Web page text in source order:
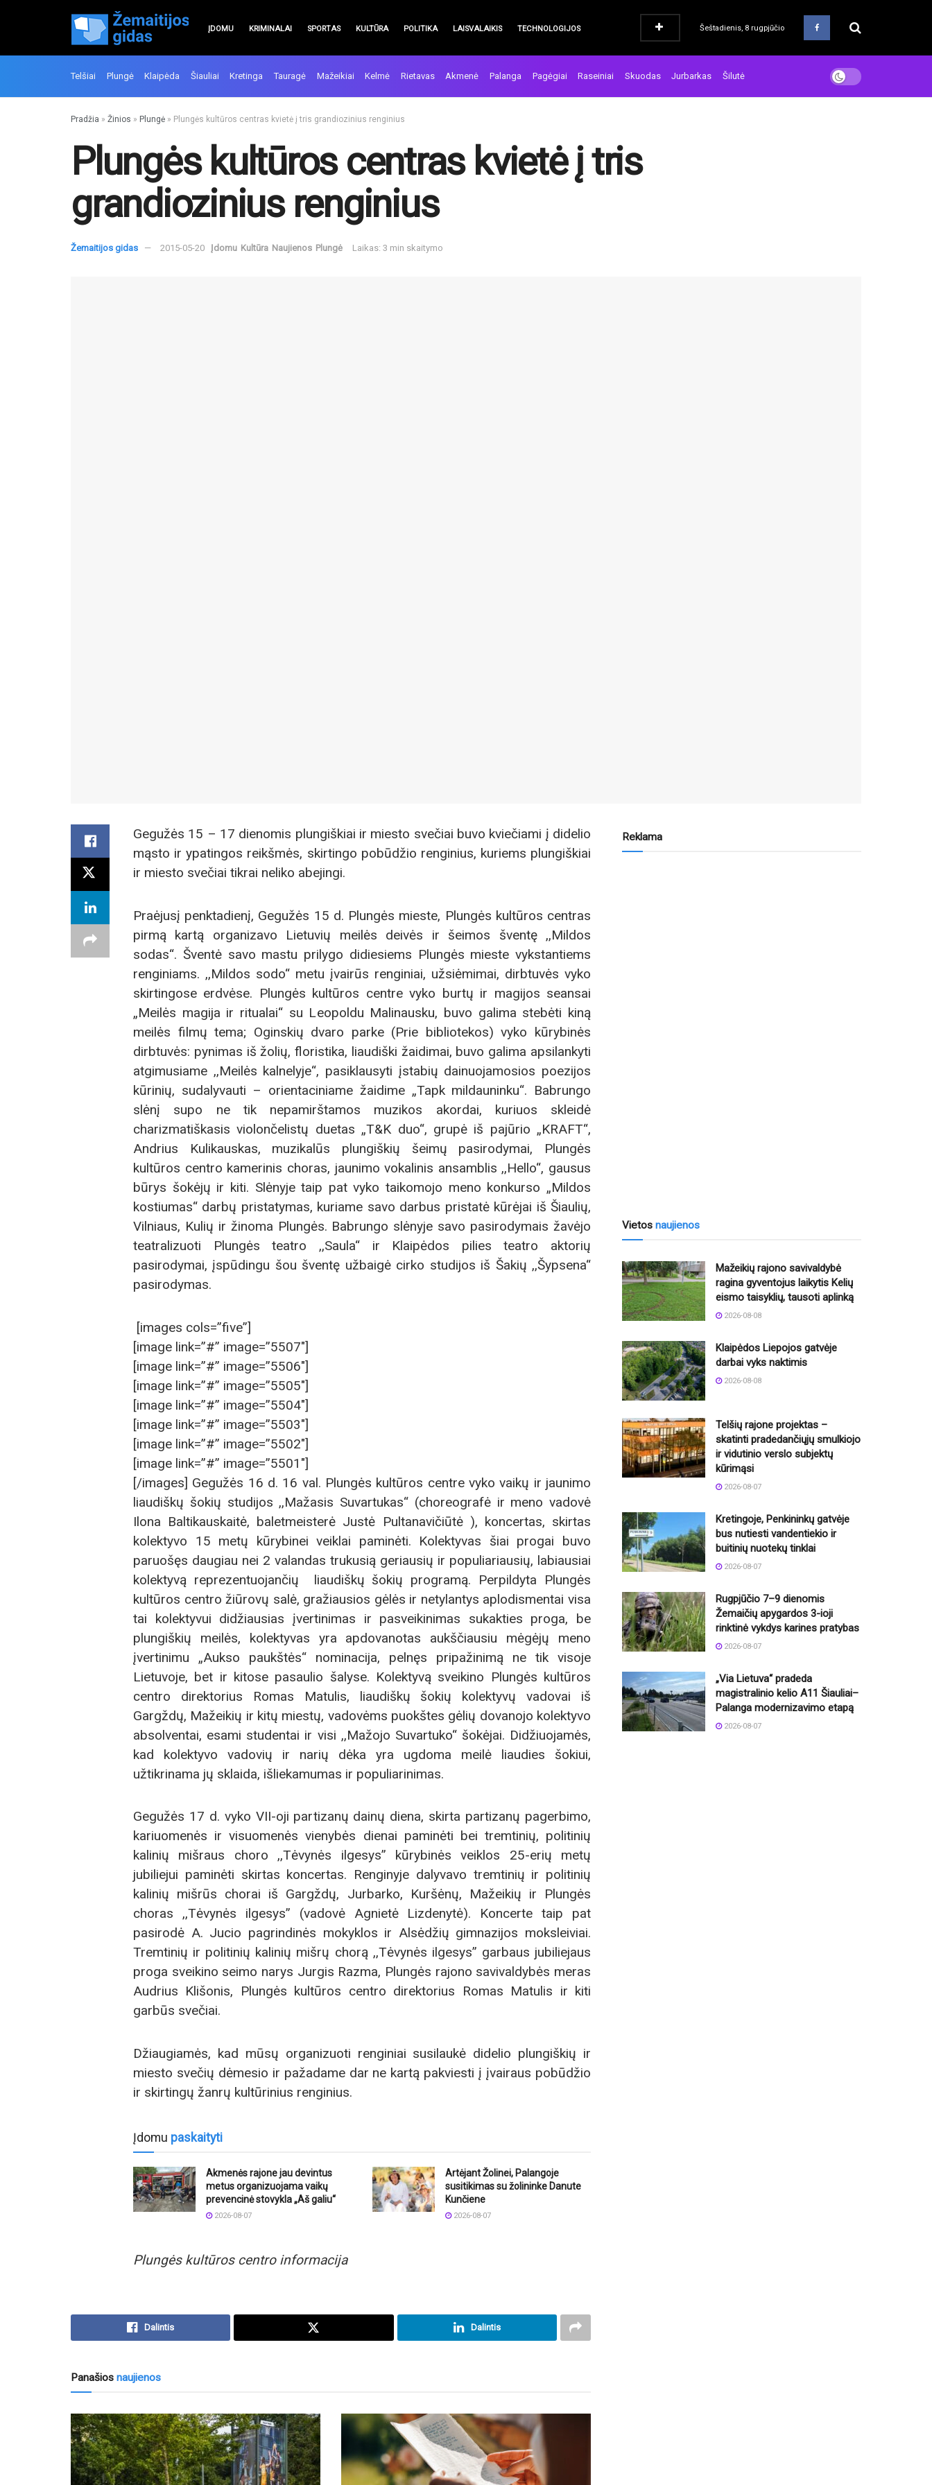
ĮDOMU KRIMINALAI SPORTAS KULTŪRA POLITIKA LAISVALAIKIS TECHNOLOGIJOS Šeštadienis, 8 rugpjūčio
Telšiai Plungė Klaipėda Šiauliai Kretinga Tauragė Mažeikiai Kelmė Rietavas Akmenė Palanga Pagėgiai Raseiniai Skuodas Jurbarkas Šilutė
Pradžia » Žinios » Plungė » Plungės kultūros centras kvietė į tris grandiozinius renginius
Plungės kultūros centras kvietė į tris
grandiozinius renginius
Žemaitijos gidas 2015-05-20 Įdomu Kultūra Naujienos Plungė Laikas: 3 min skaitymo
Gegužės 15 – 17 dienomis plungiškiai ir miesto svečiai buvo kviečiami į didelio
mąsto ir ypatingos reikšmės, skirtingo pobūdžio renginius, kuriems plungiškiai
ir miesto svečiai tikrai neliko abejingi.
Praėjusį penktadienį, Gegužės 15 d. Plungės mieste, Plungės kultūros centras
pirmą kartą organizavo Lietuvių meilės deivės ir šeimos šventę ,,Mildos
sodas“. Šventė savo mastu prilygo didiesiems Plungės mieste vykstantiems
renginiams. ,,Mildos sodo“ metu įvairūs renginiai, užsiėmimai, dirbtuvės vyko
skirtingose erdvėse. Plungės kultūros centre vyko burtų ir magijos seansai
„Meilės magija ir ritualai“ su Leopoldu Malinausku, buvo galima stebėti kiną
meilės filmų tema; Oginskių dvaro parke (Prie bibliotekos) vyko kūrybinės
dirbtuvės: pynimas iš žolių, floristika, liaudiški žaidimai, buvo galima apsilankyti
atgimusiame ,,Meilės kalnelyje“, pasiklausyti įstabių dainuojamosios poezijos
kūrinių, sudalyvauti – orientaciniame žaidime „Tapk mildauninku“. Babrungo
slėnį supo ne tik nepamirštamos muzikos akordai, kuriuos skleidė
charizmatiškasis violončelistų duetas „T&K duo“, grupė iš pajūrio „KRAFT“,
Andrius Kulikauskas, muzikalūs plungiškių šeimų pasirodymai, Plungės
kultūros centro kamerinis choras, jaunimo vokalinis ansamblis ,,Hello“, gausus
būrys šokėjų ir kiti. Slėnyje taip pat vyko taikomojo meno konkurso „Mildos
kostiumas“ darbų pristatymas, kuriame savo darbus pristatė kūrėjai iš Šiaulių,
Vilniaus, Kulių ir žinoma Plungės. Babrungo slėnyje savo pasirodymais žavėjo
teatralizuoti Plungės teatro ,,Saula“ ir Klaipėdos pilies teatro aktorių
pasirodymai, įspūdingu šou šventę užbaigė cirko studijos iš Šakių ,,Šypsena“
pasirodymas.
[images cols=”five”]
[image link=”#” image=”5507″]
[image link=”#” image=”5506″]
[image link=”#” image=”5505″]
[image link=”#” image=”5504″]
[image link=”#” image=”5503″]
[image link=”#” image=”5502″]
[image link=”#” image=”5501″]
[/images] Gegužės 16 d. 16 val. Plungės kultūros centre vyko vaikų ir jaunimo
liaudiškų šokių studijos ,,Mažasis Suvartukas“ (choreografė ir meno vadovė
Ilona Baltikauskaitė, baletmeisterė Justė Pultanavičiūtė ), koncertas, skirtas
kolektyvo 15 metų kūrybinei veiklai paminėti. Kolektyvas šiai progai buvo
paruošęs daugiau nei 2 valandas trukusią geriausių ir populiariausių, labiausiai
kolektyvą reprezentuojančių liaudiškų šokių programą. Perpildyta Plungės
kultūros centro žiūrovų salė, gražiausios gėlės ir netylantys aplodismentai visa
tai kolektyvui didžiausias įvertinimas ir pasveikinimas sukakties proga, be
plungiškių meilės, kolektyvas yra apdovanotas aukščiausiu mėgėjų meno
įvertinimu „Aukso paukštės“ nominacija, pelnęs pripažinimą ne tik visoje
Lietuvoje, bet ir kitose pasaulio šalyse. Kolektyvą sveikino Plungės kultūros
centro direktorius Romas Matulis, liaudiškų šokių kolektyvų vadovai iš
Gargždų, Mažeikių ir kitų miestų, vadovėms puokštes gėlių dovanojo kolektyvo
absolventai, esami studentai ir visi ,,Mažojo Suvartuko“ šokėjai. Didžiuojamės,
kad kolektyvo vadovių ir narių dėka yra ugdoma meilė liaudies šokiui,
užtikrinama jų sklaida, išliekamumas ir populiarinimas.
Gegužės 17 d. vyko VII-oji partizanų dainų diena, skirta partizanų pagerbimo,
kariuomenės ir visuomenės vienybės dienai paminėti bei tremtinių, politinių
kalinių mišraus choro ,,Tėvynės ilgesys” kūrybinės veiklos 25-erių metų
jubiliejui paminėti skirtas koncertas. Renginyje dalyvavo tremtinių ir politinių
kalinių mišrūs chorai iš Gargždų, Jurbarko, Kuršėnų, Mažeikių ir Plungės
choras ,,Tėvynės ilgesys” (vadovė Agnietė Lizdenytė). Koncerte taip pat
pasirodė A. Jucio pagrindinės mokyklos ir Alsėdžių gimnazijos moksleiviai.
Tremtinių ir politinių kalinių mišrų chorą ,,Tėvynės ilgesys” garbaus jubiliejaus
proga sveikino seimo narys Jurgis Razma, Plungės rajono savivaldybės meras
Audrius Klišonis, Plungės kultūros centro direktorius Romas Matulis ir kiti
garbūs svečiai.
Džiaugiamės, kad mūsų organizuoti renginiai susilaukė didelio plungiškių ir
miesto svečių dėmesio ir pažadame dar ne kartą pakviesti į įvairaus pobūdžio
ir skirtingų žanrų kultūrinius renginius.
Įdomu paskaityti
Akmenės rajone jau devintus
metus organizuojama vaikų
prevencinė stovykla „Aš galiu“
2026-08-07
Artėjant Žolinei, Palangoje
susitikimas su žolininke Danute
Kunčiene
2026-08-07
Plungės kultūros centro informacija
Dalintis Dalintis
Panašios naujienos
Reklama
Vietos naujienos
Mažeikių rajono savivaldybė
ragina gyventojus laikytis Kelių
eismo taisyklių, tausoti aplinką
2026-08-08
Klaipėdos Liepojos gatvėje
darbai vyks naktimis
2026-08-08
Telšių rajone projektas –
skatinti pradedančiųjų smulkiojo
ir vidutinio verslo subjektų
kūrimąsi
2026-08-07
Kretingoje, Penkininkų gatvėje
bus nutiesti vandentiekio ir
buitinių nuotekų tinklai
2026-08-07
Rugpjūčio 7–9 dienomis
Žemaičių apygardos 3-ioji
rinktinė vykdys karines pratybas
2026-08-07
„Via Lietuva“ pradeda
magistralinio kelio A11 Šiauliai–
Palanga modernizavimo etapą
2026-08-07